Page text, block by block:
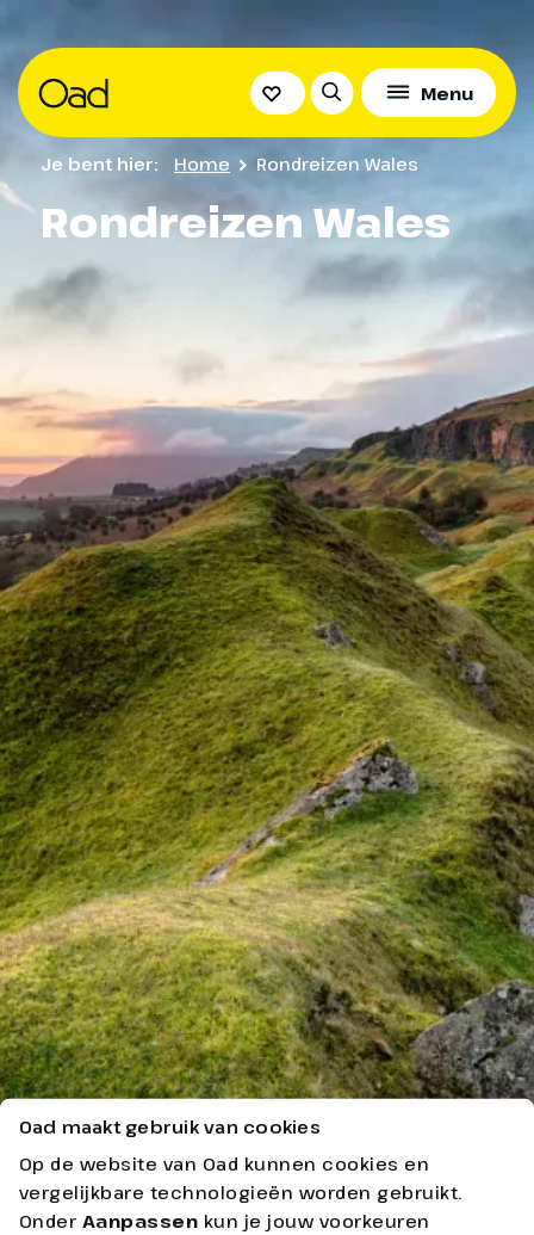
Oad maakt gebruik van cookies
Op de website van Oad kunnen cookies en
vergelijkbare technologieën worden gebruikt.
Onder Aanpassen kun je jouw voorkeuren
Menu
Rondreizen Wales
Ontdek meer
Je bent hier: Home Rondreizen Wales